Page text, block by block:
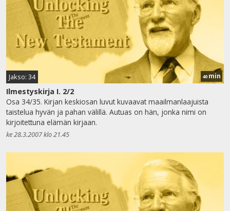
Jakso: 34 40 min
Ilmestyskirja I. 2/2
Osa 34/35. Kirjan keskiosan luvut kuvaavat maailmanlaajuista
taistelua hyvän ja pahan välillä. Autuas on hän, jonka nimi on
kirjoitettuna elämän kirjaan.
ke 28.3.2007 klo 21.45